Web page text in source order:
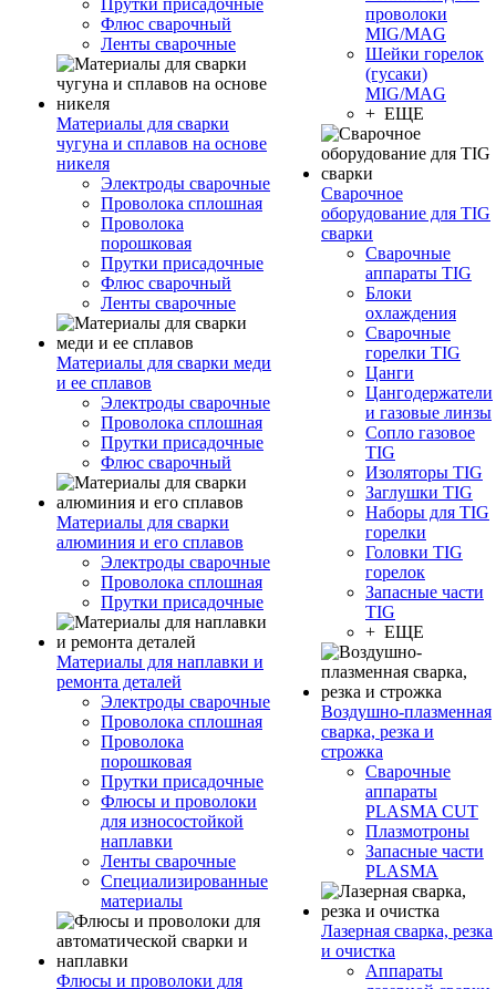
Прутки присадочные
Флюс сварочный
Ленты сварочные
Материалы для сварки
чугуна и сплавов на основе
никеля
Электроды сварочные
Проволока сплошная
Проволока
порошковая
Прутки присадочные
Флюс сварочный
Ленты сварочные
Материалы для сварки меди
и ее сплавов
Электроды сварочные
Проволока сплошная
Прутки присадочные
Флюс сварочный
Материалы для сварки
алюминия и его сплавов
Электроды сварочные
Проволока сплошная
Прутки присадочные
Материалы для наплавки и
ремонта деталей
Электроды сварочные
Проволока сплошная
Проволока
порошковая
Прутки присадочные
Флюсы и проволоки
для износостойкой
наплавки
Ленты сварочные
Специализированные
материалы
Флюсы и проволоки для
проволоки
MIG/MAG
Шейки горелок
(гусаки)
MIG/MAG
+ ЕЩЕ
Сварочное
оборудование для TIG
сварки
Сварочные
аппараты TIG
Блоки
охлаждения
Сварочные
горелки TIG
Цанги
Цангодержатели
и газовые линзы
Сопло газовое
TIG
Изоляторы TIG
Заглушки TIG
Наборы для TIG
горелки
Головки TIG
горелок
Запасные части
TIG
+ ЕЩЕ
Воздушно-плазменная
сварка, резка и
строжка
Сварочные
аппараты
PLASMA CUT
Плазмотроны
Запасные части
PLASMA
Лазерная сварка, резка
и очистка
Аппараты